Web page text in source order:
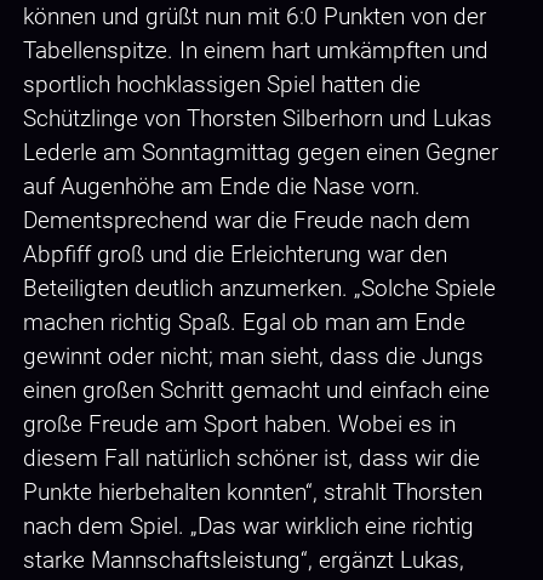
können und grüßt nun mit 6:0 Punkten von der
Tabellenspitze. In einem hart umkämpften und
sportlich hochklassigen Spiel hatten die
Schützlinge von Thorsten Silberhorn und Lukas
Lederle am Sonntagmittag gegen einen Gegner
auf Augenhöhe am Ende die Nase vorn.
Dementsprechend war die Freude nach dem
Abpfiff groß und die Erleichterung war den
Beteiligten deutlich anzumerken. „Solche Spiele
machen richtig Spaß. Egal ob man am Ende
gewinnt oder nicht; man sieht, dass die Jungs
einen großen Schritt gemacht und einfach eine
große Freude am Sport haben. Wobei es in
diesem Fall natürlich schöner ist, dass wir die
Punkte hierbehalten konnten“, strahlt Thorsten
nach dem Spiel. „Das war wirklich eine richtig
starke Mannschaftsleistung“, ergänzt Lukas,